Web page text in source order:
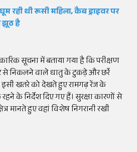
रही थी रूसी महिला, कैब ड्राइवर पर
झूठ है
सूचना में बताया गया है कि परीक्षण
से निकलने वाले धातु के टुकड़े और छर्रे
खतरे को देखते हुए रामगढ़ रेंज के
के निर्देश दिए गए हैं। सुरक्षा कारणों से
मानते हुए वहां विशेष निगरानी रखी